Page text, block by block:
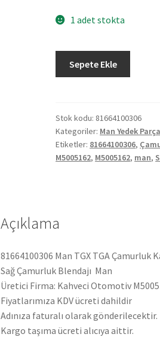
1 adet stokta
Kapağı
Sağ
81664100306
adet
Sepete Ekle
Stok kodu: 81664100306
Kategoriler: Man Yedek Parça
Etiketler: 81664100306,
M5005162, M5005162, man,
Açıklama
81664100306 Man TGX TGA Çamurluk
Sağ Çamurluk Blendajı Man
Üretici Firma: Kahveci Otomotiv
Fiyatlarımıza KDV ücreti dahildir
Adınıza faturalı olarak gönderilecektir.
Kargo taşıma ücreti alıcıya aittir.